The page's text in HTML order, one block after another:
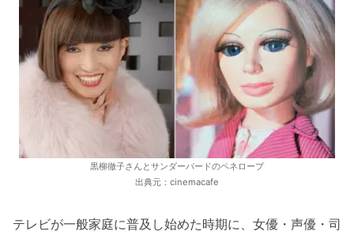
黒柳徹子さんとサンダーバードのペネロープ
出典元：cinemacafe
テレビが一般家庭に普及し始めた時期に、女優・声優・司